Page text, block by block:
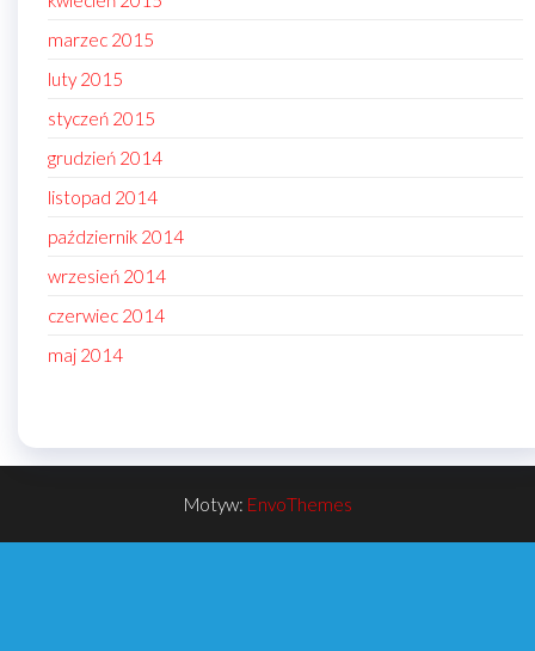
marzec 2015
luty 2015
styczeń 2015
grudzień 2014
listopad 2014
październik 2014
wrzesień 2014
czerwiec 2014
maj 2014
Motyw: EnvoThemes